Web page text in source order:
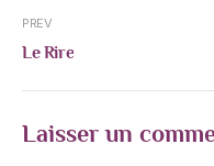
PREV
Le Rire
Laisser un